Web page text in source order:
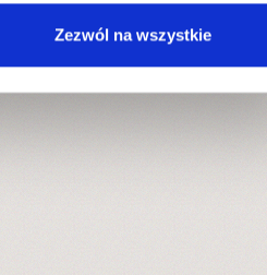
Zezwól na wszystkie